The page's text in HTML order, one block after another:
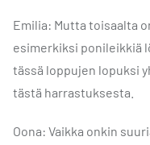
Emilia: Mutta toisaalta
esimerkiksi ponileikkiä
tässä loppujen lopuksi
tästä harrastuksesta.
Oona: Vaikka onkin